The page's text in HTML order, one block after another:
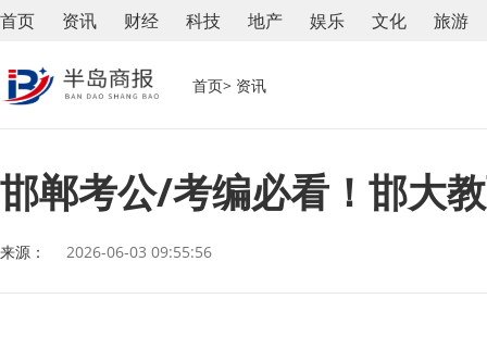
首页 资讯 财经 科技 地产 娱乐 文化 旅游
首页> 资讯
邯郸考公/考编必看！邯大
来源： 2026-06-03 09:55:56